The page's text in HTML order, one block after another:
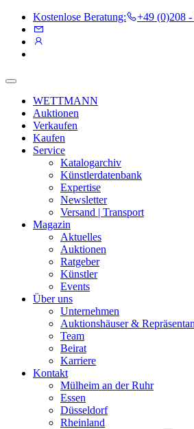
Kostenlose Beratung: +49 (0)208 -
WETTMANN
Auktionen
Verkaufen
Kaufen
Service
Katalogarchiv
Künstlerdatenbank
Expertise
Newsletter
Versand | Transport
Magazin
Aktuelles
Auktionen
Ratgeber
Künstler
Events
Über uns
Unternehmen
Auktionshäuser &
Team
Beirat
Karriere
Kontakt
Mülheim an der Ruhr
Essen
Düsseldorf
Rheinland